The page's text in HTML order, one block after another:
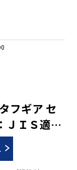
フギア セ
ＪＩＳ適合